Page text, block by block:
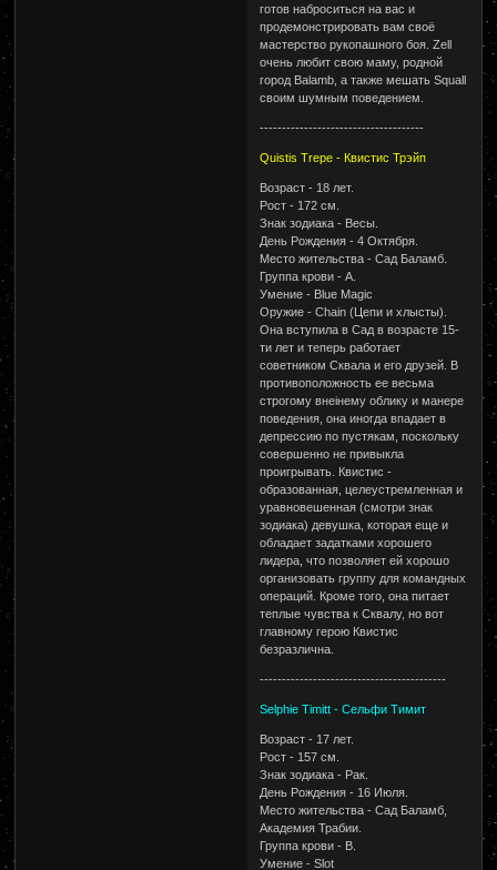
готов наброситься на вас и
продемонстрировать вам своё
мастерство рукопашного боя. Zell
очень любит свою маму, родной
город Balamb, а также мешать Squall
своим шумным поведением.
-------------------------------------
Quistis Trepe - Квистис Трэйп
Возраст - 18 лет.
Рост - 172 см.
Знак зодиака - Весы.
День Рождения - 4 Октября.
Место жительства - Сад Баламб.
Группа крови - А.
Умение - Blue Magic
Оружие - Chain (Цепи и хлысты).
Она вступила в Сад в возрасте 15-
ти лет и теперь работает
советником Сквала и его друзей. В
противоположность ее весьма
строгому внеiнему облику и манере
поведения, она иногда впадает в
депрессию по пустякам, поскольку
совершенно не привыкла
проигрывать. Квистис -
образованная, целеустремленная и
уравновешенная (смотри знак
зодиака) девушка, которая еще и
обладает задатками хорошего
лидера, что позволяет ей хорошо
организовать группу для командных
операций. Кроме того, она питает
теплые чувства к Сквалу, но вот
главному герою Квистис
безразлична.
------------------------------------------
Selphie Timitt - Сельфи Тимит
Возраст - 17 лет.
Рост - 157 см.
Знак зодиака - Рак.
День Рождения - 16 Июля.
Место жительства - Сад Баламб,
Академия Трабии.
Группа крови - B.
Умение - Slot